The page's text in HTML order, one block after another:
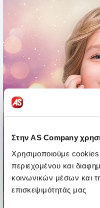
Στην AS Company
Χρησιμοποιούμε cookies
περιεχομένου και
κοινωνικών μέσων και
επισκεψιμότητάς μας